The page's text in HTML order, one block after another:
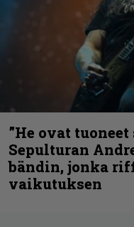
”He ovat
Sepulturan
bändin, jonka
vaikutuksen